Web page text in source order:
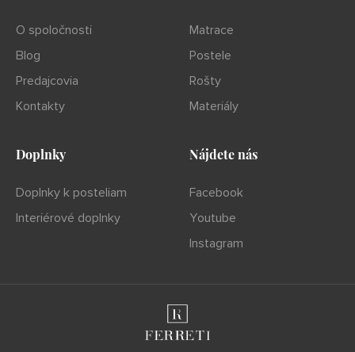
O spoločnosti
Blog
Predajcovia
Kontakty
Matrace
Postele
Rošty
Materiály
Doplnky
Doplnky k posteliam
Interiérové doplnky
Nájdete nás
Facebook
Youtube
Instagram